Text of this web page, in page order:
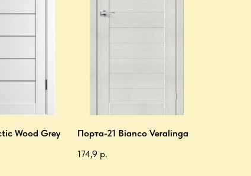
Wood Grey
Порта-21 Bianco Veralinga
174,9 р.